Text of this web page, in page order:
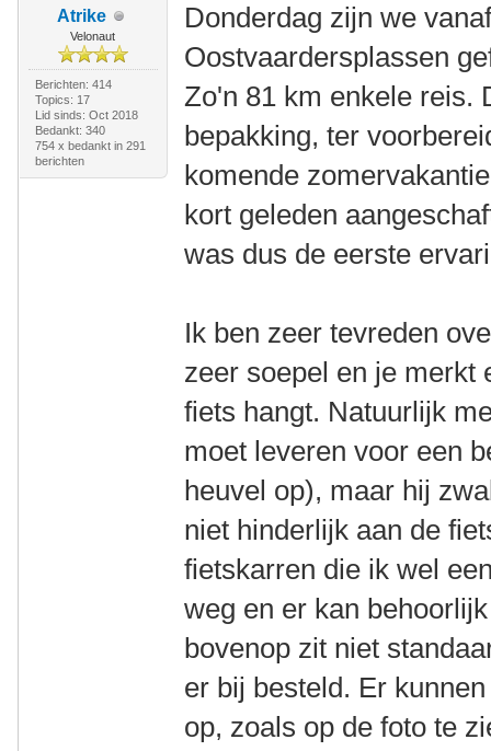
Atrike
Velonaut
Berichten: 414
Topics: 17
Lid sinds: Oct 2018
Bedankt: 340
754 x bedankt in 291
berichten
Donderdag zijn we
Oostvaardersplassen
Zo'n 81 km enkele reis.
bepakking, ter
komende
kort geleden
was dus de eerste
Ik ben zeer tevreden
zeer soepel en je merkt
fiets hangt. Natuurlijk
moet leveren voor een
heuvel op), maar hij
niet hinderlijk aan de
fietskarren die ik wel
weg en er kan
bovenop zit niet
er bij besteld. Er
op, zoals op de foto te